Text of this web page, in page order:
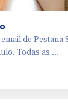
de Pestana
Todas as …